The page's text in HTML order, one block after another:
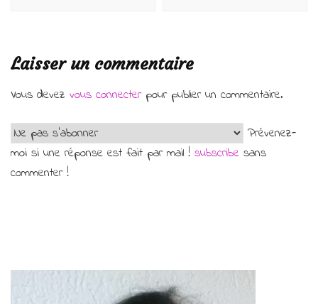
Laisser un commentaire
Vous devez vous connecterpour publier un commentaire.
Prévenez-
moi si une réponse est fait par mail ! subscribe sans
commenter !